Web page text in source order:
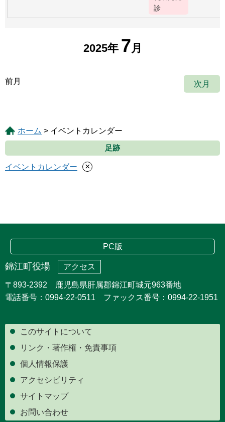
診
前月
2025年 7月
次月
ホーム > イベントカレンダー
足跡
イベントカレンダー ×
PC版
錦江町役場 アクセス
〒893-2392 鹿児島県肝属郡錦江町城元963番地
電話番号：0994-22-0511 ファックス番号：0994-22-1951
このサイトについて
リンク・著作権・免責事項
個人情報保護
アクセシビリティ
サイトマップ
お問い合わせ